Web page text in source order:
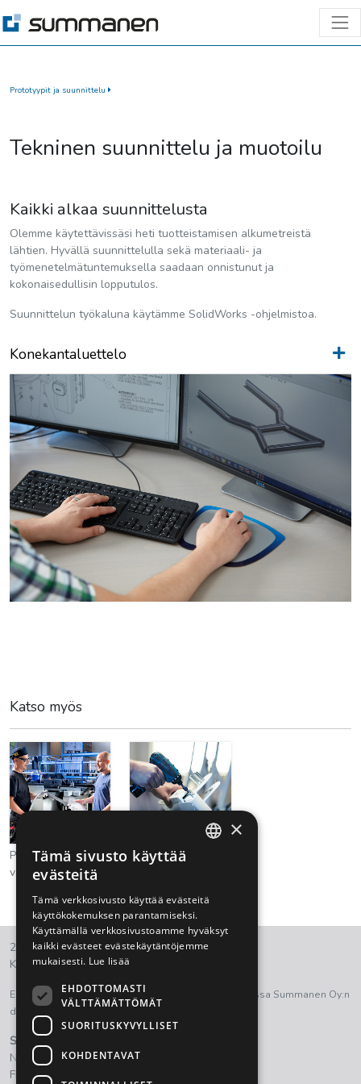
Prototyypit ja suunnittelu
Tekninen suunnittelu ja muotoilu
Kaikki alkaa suunnittelusta
Olemme käytettävissäsi heti tuotteistamisen alkumetreistä
lähtien. Hyvällä suunnittelulla sekä materiaali- ja
työmenetelmätuntemuksella saadaan onnistunut ja
kokonaisedullisin lopputulos.
Suunnittelun työkaluna käytämme SolidWorks -ohjelmistoa.
Konekantaluettelo
Katso myös
Prototyyppi-
valmistus
Tukitoiminnot
2021 © Summanen Oy.
Kaikki oikeudet pidätetään.
Euroopan aluekehitysrahasto on ollut osana tukemassa Summanen Oy:n
digitalisaation kehittämistyötä.
Summanen Oy
Nostavantie 111
FI- 15820 Lahti, Finland
×
Tämä sivusto käyttää
evästeitä
Tämä verkkosivusto käyttää evästeitä
käyttökokemuksen parantamiseksi.
Käyttämällä verkkosivustoamme hyväksyt
kaikki evästeet evästekäytäntöjemme
mukaisesti. Lue lisää
EHDOTTOMASTI
VÄLTTÄMÄTTÖMÄT
SUORITUSKYVYLLISET
KOHDENTAVAT